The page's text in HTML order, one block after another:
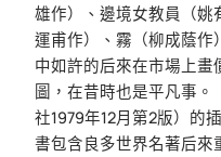
雄作）、邊境女教員（姚
運甫作）、霧（柳成蔭作
中如許的后來在市場上
圖，在昔時也是平凡事
社1979年12月第2版）的
書包含良多世界名著后來